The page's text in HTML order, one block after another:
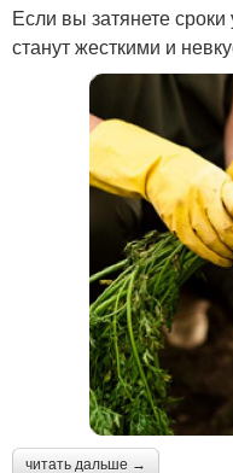
Если вы затянете
станут жесткими и
читать дальше →